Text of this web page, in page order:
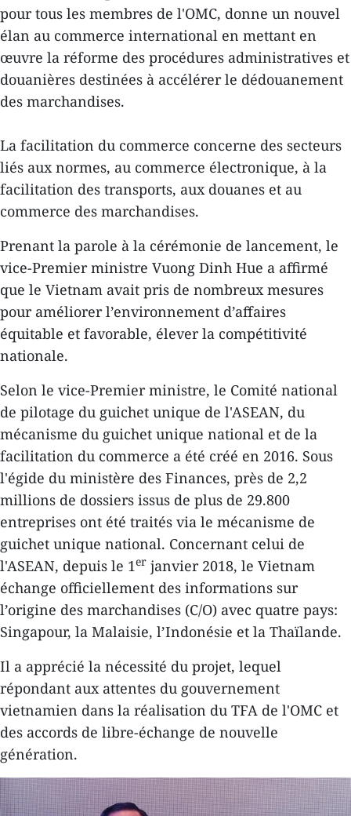
pour tous les membres de l'OMC, donne un nouvel
élan au commerce international en mettant en
œuvre la réforme des procédures administratives et
douanières destinées à accélérer le dédouanement
des marchandises.
La facilitation du commerce concerne des secteurs
liés aux normes, au commerce électronique, à la
facilitation des transports, aux douanes et au
commerce des marchandises.
Prenant la parole à la cérémonie de lancement, le
vice-Premier ministre Vuong Dinh Hue a affirmé
que le Vietnam avait pris de nombreux mesures
pour améliorer l’environnement d’affaires
équitable et favorable, élever la compétitivité
nationale.
Selon le vice-Premier ministre, le Comité national
de pilotage du guichet unique de l'ASEAN, du
mécanisme du guichet unique national et de la
facilitation du commerce a été créé en 2016. Sous
l'égide du ministère des Finances, près de 2,2
millions de dossiers issus de plus de 29.800
entreprises ont été traités via le mécanisme de
guichet unique national. Concernant celui de
l'ASEAN, depuis le 1er janvier 2018, le Vietnam
échange officiellement des informations sur
l’origine des marchandises (C/O) avec quatre pays:
Singapour, la Malaisie, l’Indonésie et la Thaïlande.
Il a apprécié la nécessité du projet, lequel
répondant aux attentes du gouvernement
vietnamien dans la réalisation du TFA de l'OMC et
des accords de libre-échange de nouvelle
génération.